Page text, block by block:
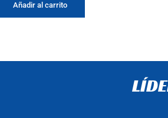
Añadir al carrito